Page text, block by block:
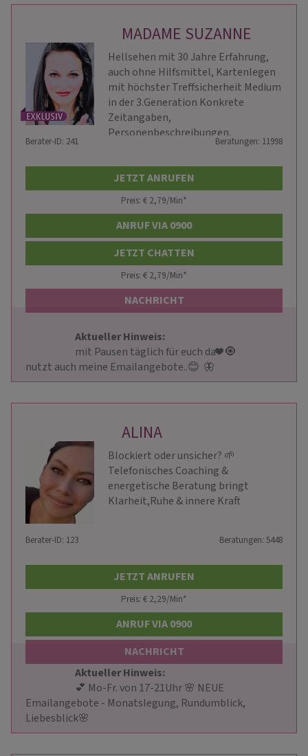
MADAME SUZANNE
Hellsehen mit 30 Jahre Erfahrung,
auch ohne Hilfsmittel, Kartenlegen
mit höchster Treffsicherheit Medium
in der 3.Generation Konkrete
Zeitangaben,
Personenbeschreibungen,
Mentaltrainerin/Coach
Berater-ID: 241 Beratungen: 11998
JETZT ANRUFEN
Preis: € 2,79/Min*
ANRUF VIA 0900
JETZT CHATTEN
Preis: € 2,79/Min*
NACHRICHT
Aktueller Hinweis:
nutzt auch meine Emailangebote..😊  🦋
ALINA
Blockiert oder unsicher? 🌱
Telefonisches Coaching &
energetische Beratung bringt
Klarheit,Ruhe & innere Kraft
Berater-ID: 123 Beratungen: 5448
JETZT ANRUFEN
Preis: € 2,29/Min*
ANRUF VIA 0900
NACHRICHT
Aktueller Hinweis:
Emailangebote - Monatslegung, Rundumblick,
Liebesblick🌸